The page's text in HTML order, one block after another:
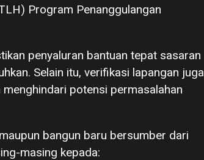
Program Penanggulangan
penyaluran bantuan tepat sasaran
Selain itu, verifikasi lapangan juga
potensi permasalahan
bangun baru bersumber dari
masing kepada: